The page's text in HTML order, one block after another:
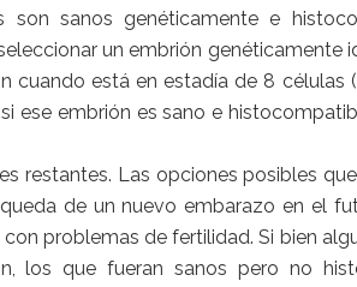
sanos genéticamente e
un embrión genéticamente
cuando está en estadía de 8 células
ese embrión es sano e
restantes. Las opciones posibles
de un nuevo embarazo en el
problemas de fertilidad. Si bien
los que fueran sanos pero no